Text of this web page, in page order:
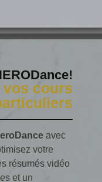
vos cours
avec
votre
résumés vidéo
et un